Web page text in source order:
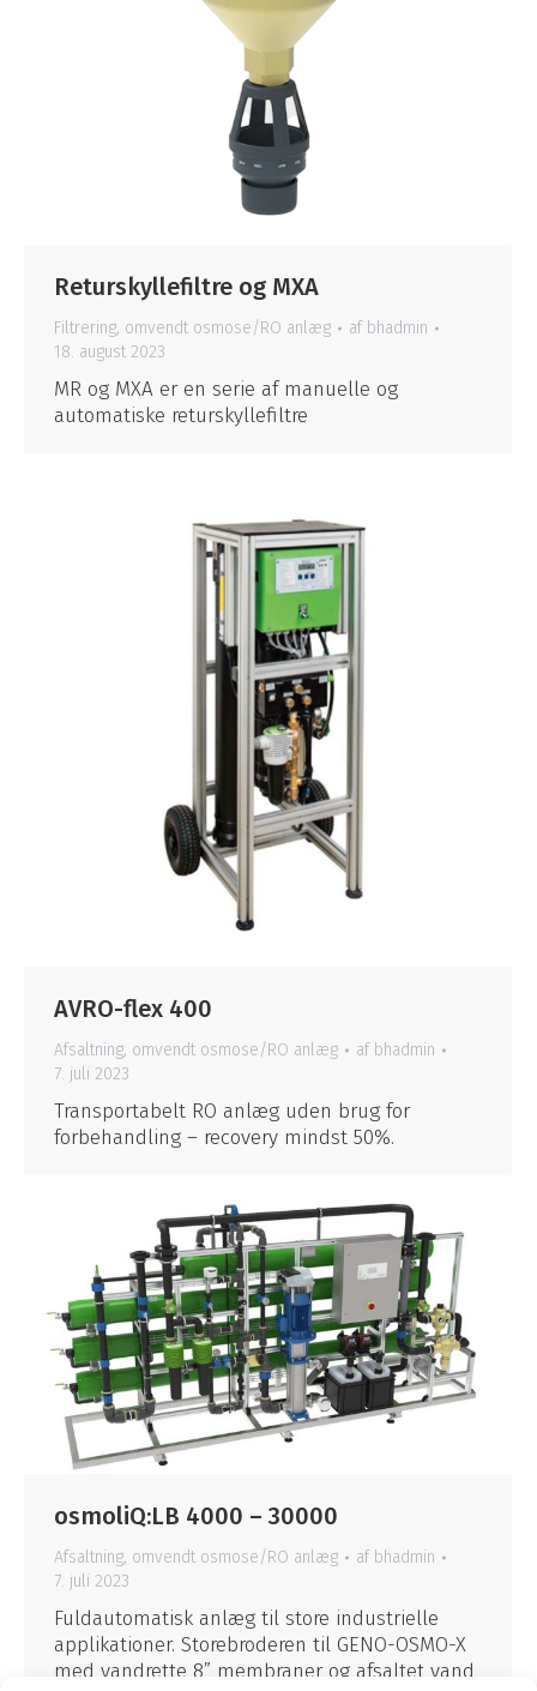
Returskyllefiltre og MXA
Filtrering, omvendt osmose/RO anlæg af bhadmin
18. august 2023
MR og MXA er en serie af manuelle og
automatiske returskyllefiltre
AVRO-flex 400
Afsaltning, omvendt osmose/RO anlæg af bhadmin
7. juli 2023
Transportabelt RO anlæg uden brug for
forbehandling – recovery mindst 50%.
osmoliQ:LB 4000 – 30000
Afsaltning, omvendt osmose/RO anlæg af bhadmin
7. juli 2023
Fuldautomatisk anlæg til store industrielle
applikationer. Storebroderen til GENO-OSMO-X
med vandrette 8” membraner og afsaltet vand